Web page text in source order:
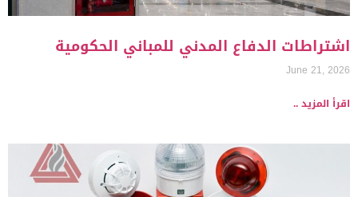
اشتراطات الدفاع المدني للمباني الحكومية
June 21, 2026
اقرأ المزيد ..